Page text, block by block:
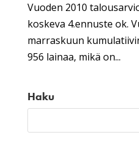
Vuoden 2010
koskeva 4.ennuste ok.
marraskuun
956 lainaa, mikä on...
Haku